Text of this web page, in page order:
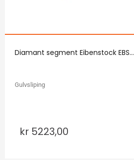
Diamant segment Eibenstock EBS...
Gulvsliping
kr 5223,00